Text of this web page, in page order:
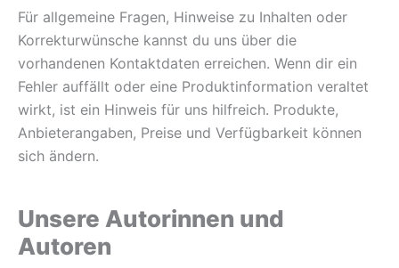
Für allgemeine Fragen, Hinweise zu Inhalten oder
Korrekturwünsche kannst du uns über die
vorhandenen Kontaktdaten erreichen. Wenn dir ein
Fehler auffällt oder eine Produktinformation veraltet
wirkt, ist ein Hinweis für uns hilfreich. Produkte,
Anbieterangaben, Preise und Verfügbarkeit können
sich ändern.
Unsere Autorinnen und
Autoren